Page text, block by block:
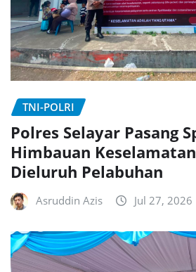
TNI-POLRI
Polres Selayar Pasang
Himbauan
Dieluruh Pelabuhan
Asruddin Azis Jul 27, 2026